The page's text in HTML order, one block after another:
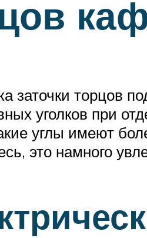
заточки торцов
уголков при
углы имеют
это намного